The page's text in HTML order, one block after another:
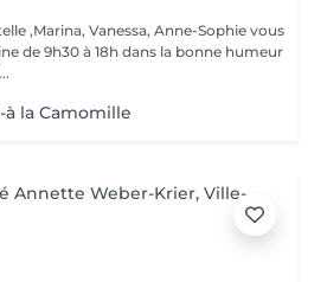
,Marina, Vanessa, Anne-Sophie vous
de 9h30 à 18h dans la bonne humeur
à la Camomille